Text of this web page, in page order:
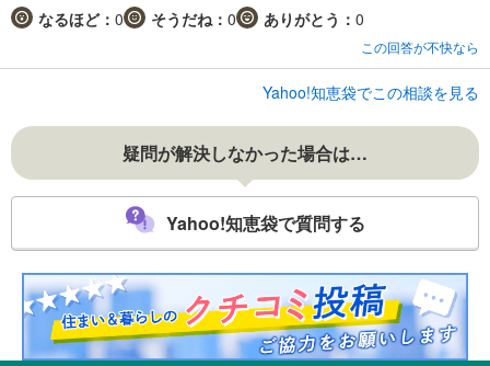
なるほど： 0 そうだね： 0 ありがとう： 0
この回答が不快なら
Yahoo!知恵袋でこの相談を見る
疑問が解決しなかった場合は…
Yahoo!知恵袋で質問する